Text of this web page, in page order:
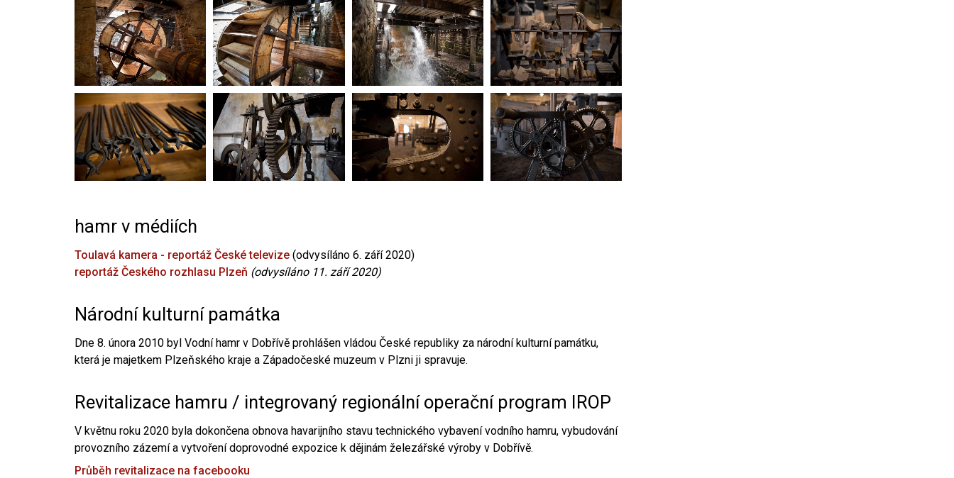
hamr v médiích
Toulavá kamera - reportáž České televize (odvysíláno 6. září 2020)
reportáž Českého rozhlasu Plzeň (odvysíláno 11. září 2020)
Národní kulturní památka
Dne 8. února 2010 byl Vodní hamr v Dobřívě prohlášen vládou České republiky za národní kulturní památku,
která je majetkem Plzeňského kraje a Západočeské muzeum v Plzni ji spravuje.
Revitalizace hamru / integrovaný regionální operační program IROP
V květnu roku 2020 byla dokončena obnova havarijního stavu technického vybavení vodního hamru, vybudování
provozního zázemí a vytvoření doprovodné expozice k dějinám železářské výroby v Dobřívě.
Průběh revitalizace na facebooku